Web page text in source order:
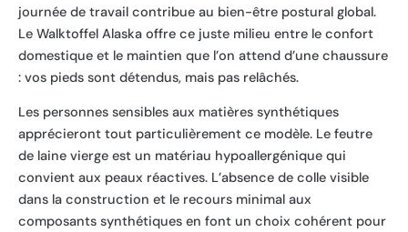
journée de travail contribue au bien-être postural global.
Le Walktoffel Alaska offre ce juste milieu entre le confort
domestique et le maintien que l’on attend d’une chaussure
: vos pieds sont détendus, mais pas relâchés.
Les personnes sensibles aux matières synthétiques
apprécieront tout particulièrement ce modèle. Le feutre
de laine vierge est un matériau hypoallergénique qui
convient aux peaux réactives. L’absence de colle visible
dans la construction et le recours minimal aux
composants synthétiques en font un choix cohérent pour